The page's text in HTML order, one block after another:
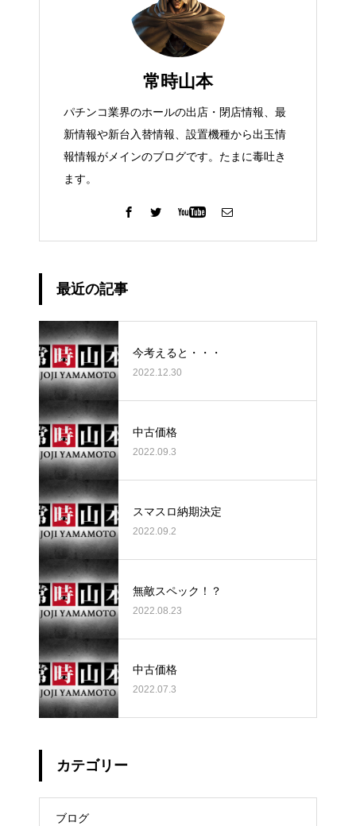
常時山本
パチンコ業界のホールの出店・閉店情報、最
新情報や新台入替情報、設置機種から出玉情
報情報がメインのブログです。たまに毒吐き
ます。
最近の記事
今考えると・・・
2022.12.30
中古価格
2022.09.3
スマスロ納期決定
2022.09.2
無敵スペック！？
2022.08.23
中古価格
2022.07.3
カテゴリー
ブログ